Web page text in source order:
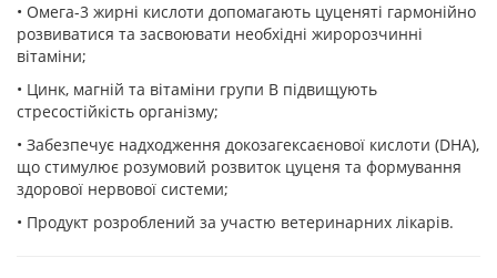
• Омега-3 жирні кислоти допомагають цуценяті гармонійно
розвиватися та засвоювати необхідні жиророзчинні
вітаміни;
• Цинк, магній та вітаміни групи В підвищують
стресостійкість організму;
• Забезпечує надходження докозагексаєнової кислоти (DHA),
що стимулює розумовий розвиток цуценя та формування
здорової нервової системи;
• Продукт розроблений за участю ветеринарних лікарів.